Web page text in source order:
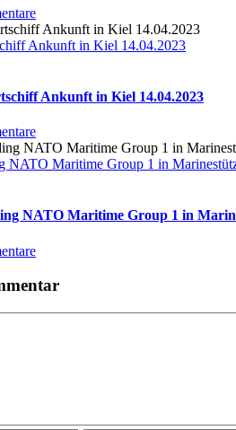
Ankunft in Kiel 14.04.2023
Ankunft in Kiel 14.04.2023
NATO Maritime Group 1 in
NATO Maritime Group 1 in